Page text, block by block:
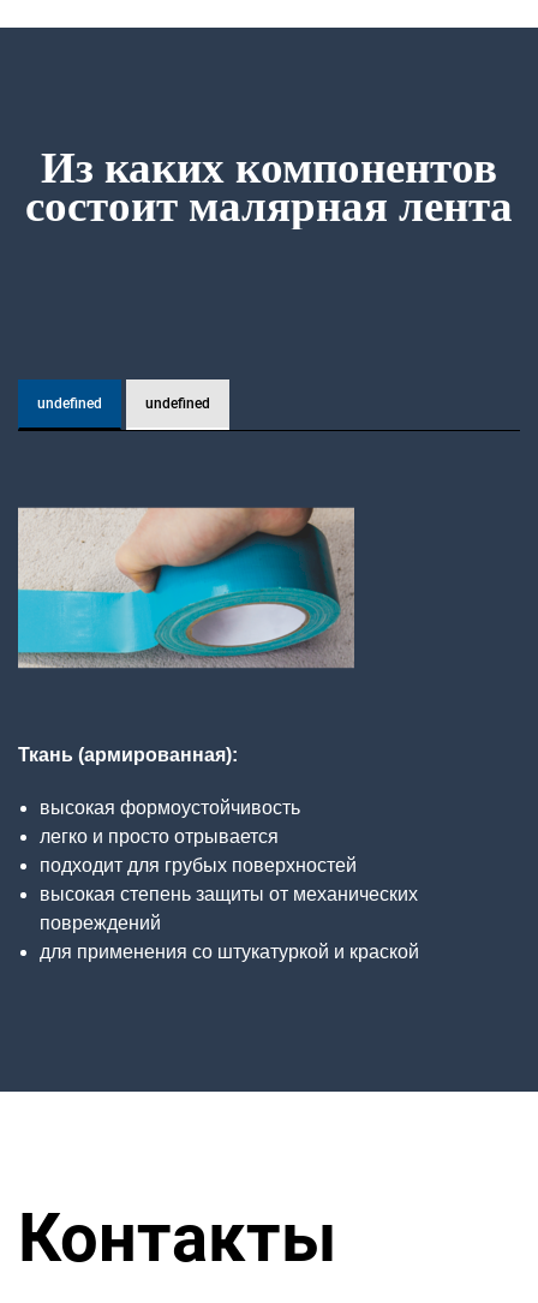
Из каких компонентов
состоит малярная лента
undefined undefined
Ткань (армированная):
высокая формоустойчивость
легко и просто отрывается
подходит для грубых поверхностей
высокая степень защиты от механических
повреждений
для применения со штукатуркой и краской
Контакты